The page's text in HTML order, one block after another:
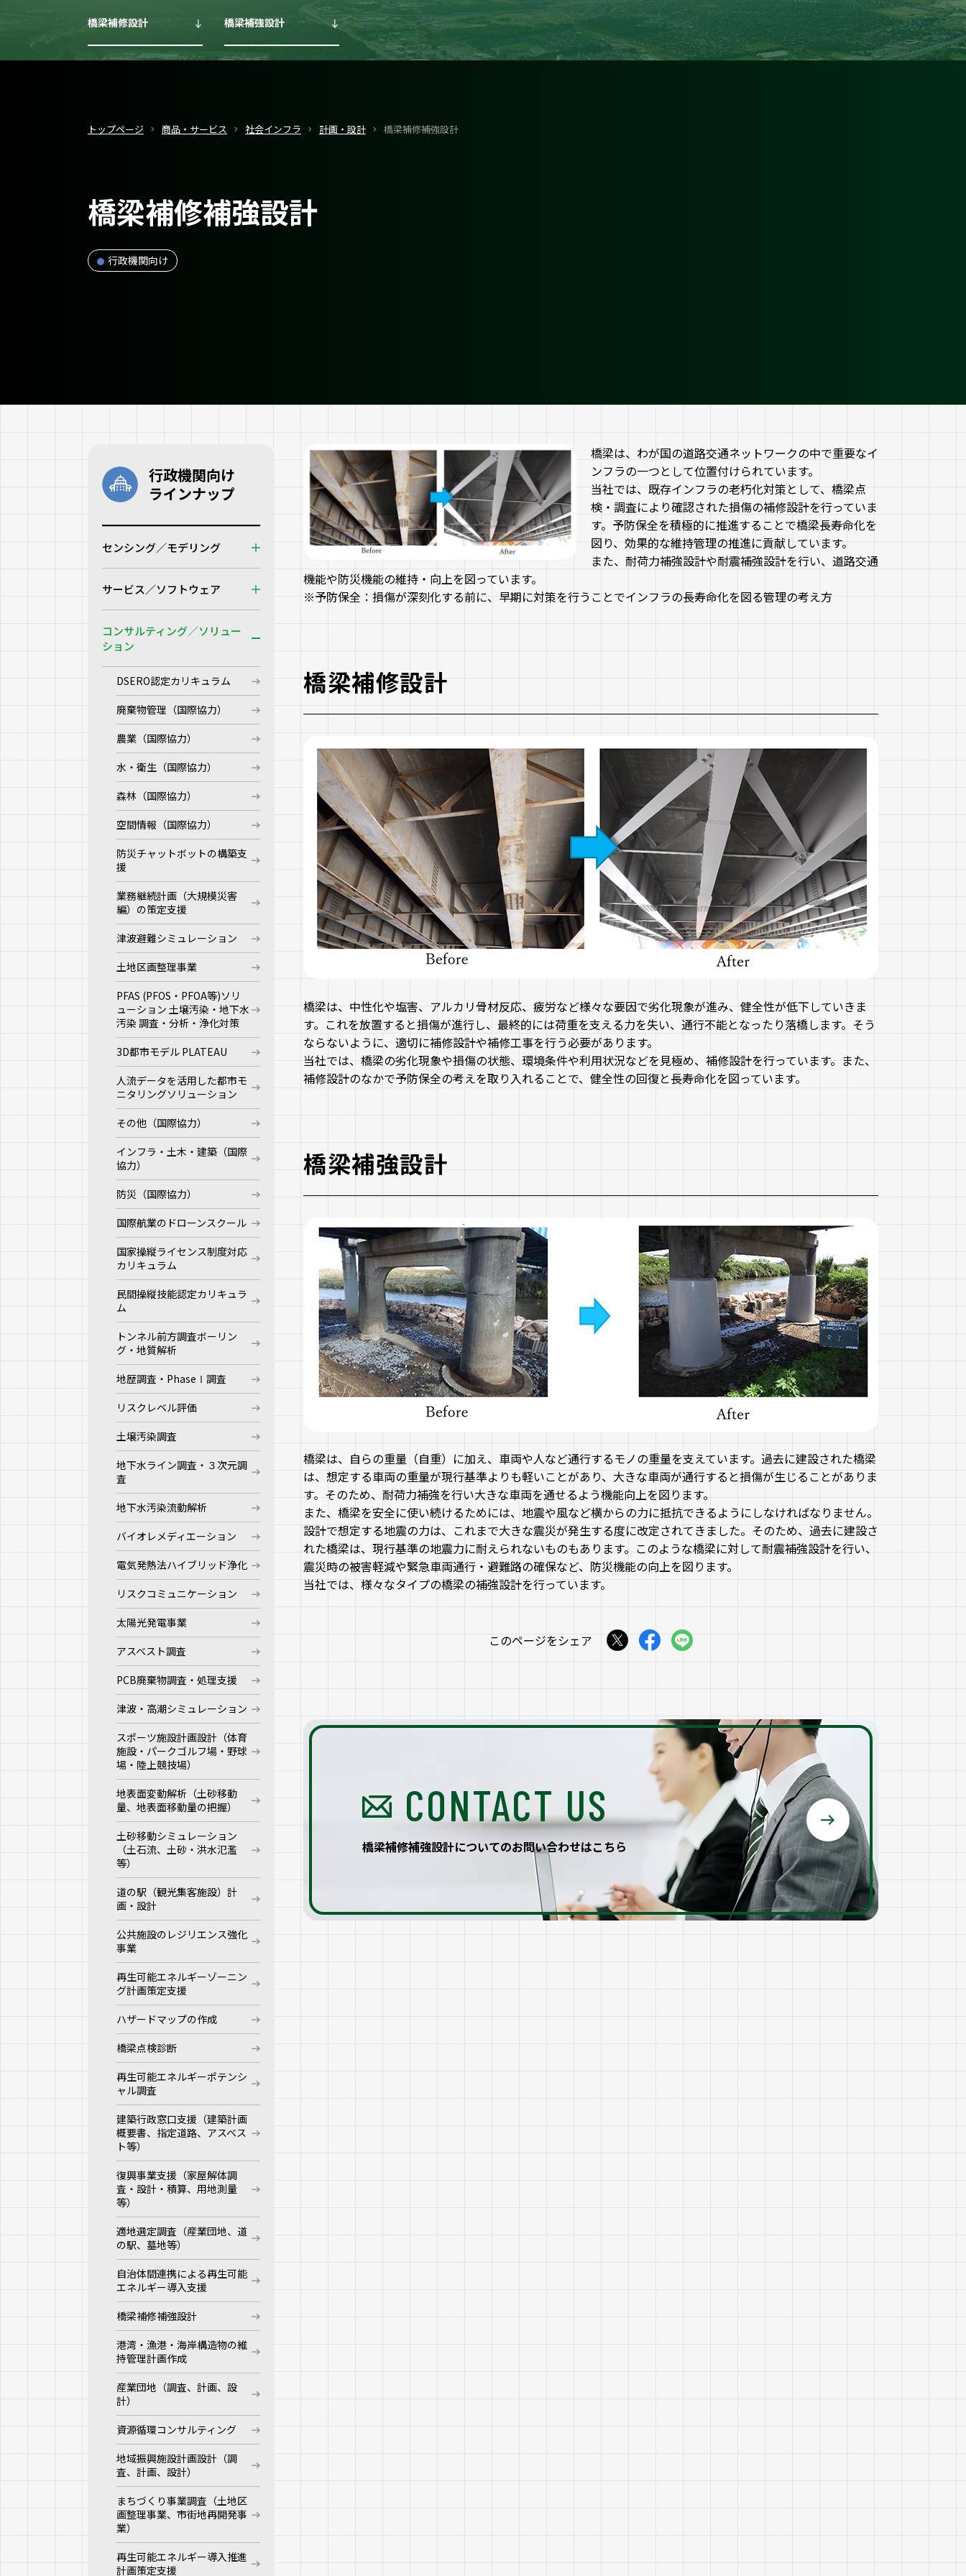
トップページ 商品・サービス 社会インフラ 計画・設計 橋梁補修補強設計
橋梁補修補強設計
行政機関向け
橋梁補修設計 橋梁補強設計
橋梁は、わが国の道路交通ネットワークの中で重要なイ
ンフラの一つとして位置付けられています。
当社では、既存インフラの老朽化対策として、橋梁点
検・調査により確認された損傷の補修設計を行っていま
す。予防保全を積極的に推進することで橋梁長寿命化を
図り、効果的な維持管理の推進に貢献しています。
また、耐荷力補強設計や耐震補強設計を行い、道路交通
機能や防災機能の維持・向上を図っています。
※予防保全：損傷が深刻化する前に、早期に対策を行うことでインフラの長寿命化を図る管理の考え方
橋梁補修設計
橋梁は、中性化や塩害、アルカリ骨材反応、疲労など様々な要因で劣化現象が進み、健全性が低下していきま
す。これを放置すると損傷が進行し、最終的には荷重を支える力を失い、通行不能となったり落橋します。そう
ならないように、適切に補修設計や補修工事を行う必要があります。
当社では、橋梁の劣化現象や損傷の状態、環境条件や利用状況などを見極め、補修設計を行っています。また、
補修設計のなかで予防保全の考えを取り入れることで、健全性の回復と長寿命化を図っています。
橋梁補強設計
橋梁は、自らの重量（自重）に加え、車両や人など通行するモノの重量を支えています。過去に建設された橋梁
は、想定する車両の重量が現行基準よりも軽いことがあり、大きな車両が通行すると損傷が生じることがありま
す。そのため、耐荷力補強を行い大きな車両を通せるよう機能向上を図ります。
また、橋梁を安全に使い続けるためには、地震や風など横からの力に抵抗できるようにしなければなりません。
設計で想定する地震の力は、これまで大きな震災が発生する度に改定されてきました。そのため、過去に建設さ
れた橋梁は、現行基準の地震力に耐えられないものもあります。このような橋梁に対して耐震補強設計を行い、
震災時の被害軽減や緊急車両通行・避難路の確保など、防災機能の向上を図ります。
当社では、様々なタイプの橋梁の補強設計を行っています。
このページをシェア
CONTACT US
橋梁補修補強設計についてのお問い合わせはこちら
行政機関向け
ラインナップ
センシング／モデリング
サービス／ソフトウェア
コンサルティング／ソリュー
ション
DSERO認定カリキュラム
廃棄物管理（国際協力）
農業（国際協力）
水・衛生（国際協力）
森林（国際協力）
空間情報（国際協力）
防災チャットボットの構築支
援
業務継続計画（大規模災害
編）の策定支援
津波避難シミュレーション
土地区画整理事業
PFAS (PFOS・PFOA等)ソリ
ューション 土壌汚染・地下水
汚染 調査・分析・浄化対策
3D都市モデル PLATEAU
人流データを活用した都市モ
ニタリングソリューション
その他（国際協力）
インフラ・土木・建築（国際
協力）
防災（国際協力）
国際航業のドローンスクール
国家操縦ライセンス制度対応
カリキュラム
民間操縦技能認定カリキュラ
ム
トンネル前方調査ボーリン
グ・地質解析
地歴調査・PhaseⅠ調査
リスクレベル評価
土壌汚染調査
地下水ライン調査・３次元調
査
地下水汚染流動解析
バイオレメディエーション
電気発熱法ハイブリッド浄化
リスクコミュニケーション
太陽光発電事業
アスベスト調査
PCB廃棄物調査・処理支援
津波・高潮シミュレーション
スポーツ施設計画設計（体育
施設・パークゴルフ場・野球
場・陸上競技場）
地表面変動解析（土砂移動
量、地表面移動量の把握）
土砂移動シミュレーション
（土石流、土砂・洪水氾濫
等）
道の駅（観光集客施設）計
画・設計
公共施設のレジリエンス強化
事業
再生可能エネルギーゾーニン
グ計画策定支援
ハザードマップの作成
橋梁点検診断
再生可能エネルギーポテンシ
ャル調査
建築行政窓口支援（建築計画
概要書、指定道路、アスベス
ト等）
復興事業支援（家屋解体調
査・設計・積算、用地測量
等）
適地選定調査（産業団地、道
の駅、墓地等）
自治体間連携による再生可能
エネルギー導入支援
橋梁補修補強設計
港湾・漁港・海岸構造物の維
持管理計画作成
産業団地（調査、計画、設
計）
資源循環コンサルティング
地域振興施設計画設計（調
査、計画、設計）
まちづくり事業調査（土地区
画整理事業、市街地再開発事
業）
再生可能エネルギー導入推進
計画策定支援